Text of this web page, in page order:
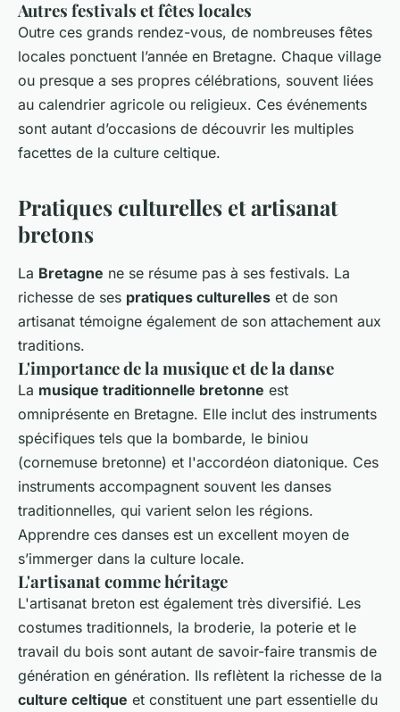
Autres festivals et fêtes locales
Outre ces grands rendez-vous, de nombreuses fêtes
locales ponctuent l’année en Bretagne. Chaque village
ou presque a ses propres célébrations, souvent liées
au calendrier agricole ou religieux. Ces événements
sont autant d’occasions de découvrir les multiples
facettes de la culture celtique.
Pratiques culturelles et artisanat
bretons
La Bretagne ne se résume pas à ses festivals. La
richesse de ses pratiques culturelles et de son
artisanat témoigne également de son attachement aux
traditions.
L'importance de la musique et de la danse
La musique traditionnelle bretonne est
omniprésente en Bretagne. Elle inclut des instruments
spécifiques tels que la bombarde, le biniou
(cornemuse bretonne) et l'accordéon diatonique. Ces
instruments accompagnent souvent les danses
traditionnelles, qui varient selon les régions.
Apprendre ces danses est un excellent moyen de
s’immerger dans la culture locale.
L'artisanat comme héritage
L'artisanat breton est également très diversifié. Les
costumes traditionnels, la broderie, la poterie et le
travail du bois sont autant de savoir-faire transmis de
génération en génération. Ils reflètent la richesse de la
culture celtique et constituent une part essentielle du